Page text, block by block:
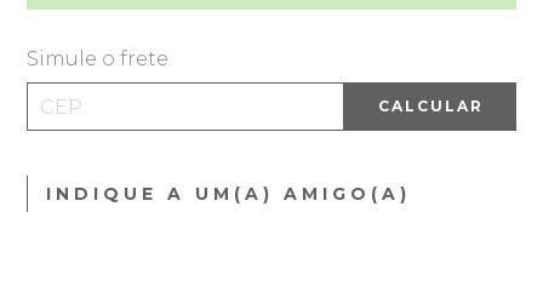
Simule o frete
CALCULAR
INDIQUE A UM(A) AMIGO(A)